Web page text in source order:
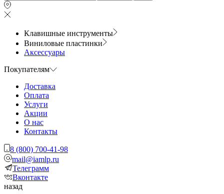
Клавишные инструменты
Виниловые пластинки
Аксессуары
Покупателям
Доставка
Оплата
Услуги
Акции
О нас
Контакты
8 (800) 700-41-98
mail@iamlp.ru
Телеграмм
Вконтакте
назад